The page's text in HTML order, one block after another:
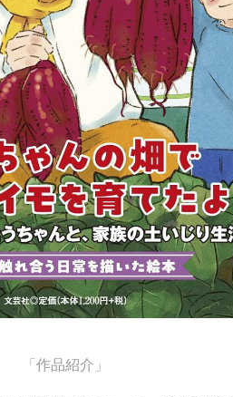
「作品紹介」